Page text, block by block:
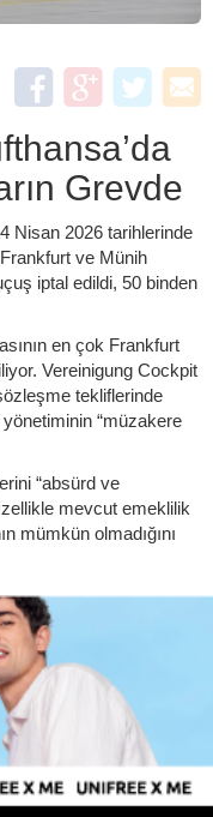
Grevde
Nisan 2026 tarihlerinde
ve Münih
iptal edildi, 50 binden
en çok Frankfurt
Vereinigung Cockpit
tekliflerinde
“müzakere
“absürd ve
mevcut emeklilik
mümkün olmadığını